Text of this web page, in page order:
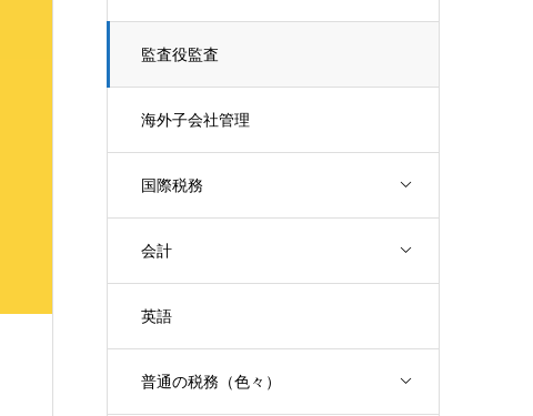
監査役監査
海外子会社管理
国際税務
会計
英語
普通の税務（色々）